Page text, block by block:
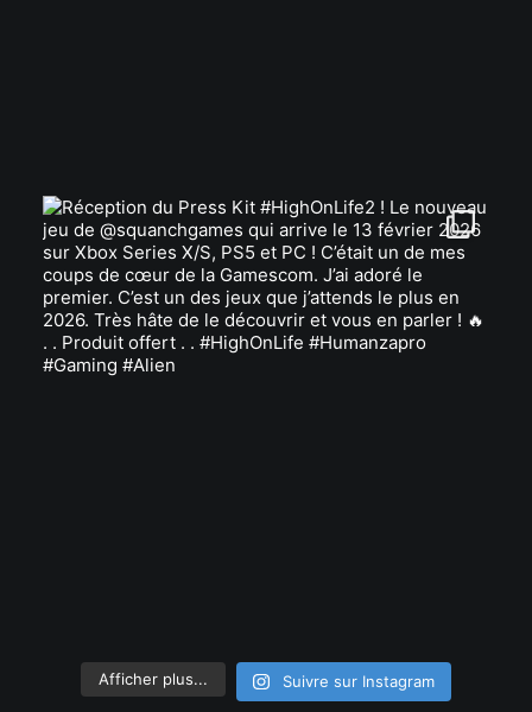
Afficher plus... Suivre sur Instagram